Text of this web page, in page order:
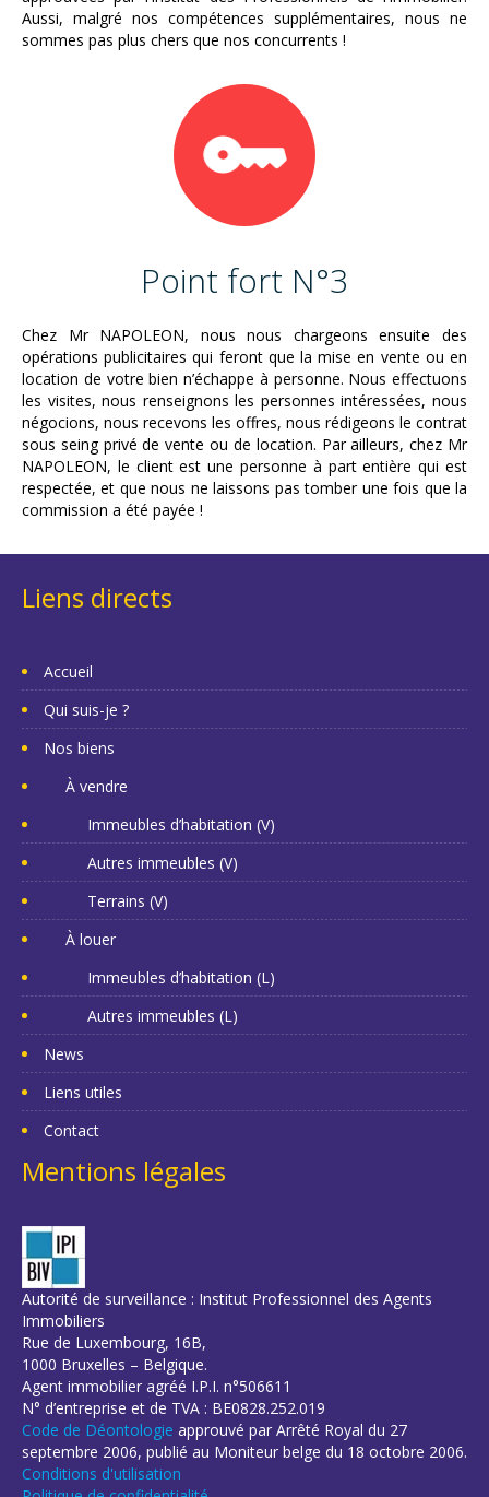
Aussi, malgré nos compétences supplémentaires, nous ne
sommes pas plus chers que nos concurrents !
Point fort N°3
Chez Mr NAPOLEON, nous nous chargeons ensuite des
opérations publicitaires qui feront que la mise en vente ou en
location de votre bien n’échappe à personne. Nous effectuons
les visites, nous renseignons les personnes intéressées, nous
négocions, nous recevons les offres, nous rédigeons le contrat
sous seing privé de vente ou de location. Par ailleurs, chez Mr
NAPOLEON, le client est une personne à part entière qui est
respectée, et que nous ne laissons pas tomber une fois que la
commission a été payée !
Liens directs
Accueil
Qui suis-je ?
Nos biens
À vendre
Immeubles d’habitation (V)
Autres immeubles (V)
Terrains (V)
À louer
Immeubles d’habitation (L)
Autres immeubles (L)
News
Liens utiles
Contact
Mentions légales
Autorité de surveillance : Institut Professionnel des Agents
Immobiliers
Rue de Luxembourg, 16B,
1000 Bruxelles – Belgique.
Agent immobilier agréé I.P.I. n°506611
N° d’entreprise et de TVA : BE0828.252.019
Code de Déontologie approuvé par Arrêté Royal du 27
septembre 2006, publié au Moniteur belge du 18 octobre 2006.
Conditions d'utilisation